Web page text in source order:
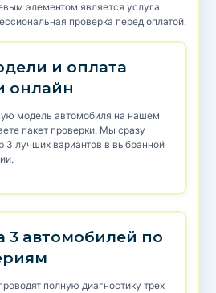
элементом является услуга
проверка перед оплатой.
и оплата
онлайн
модель автомобиля на нашем
пакет проверки. Мы сразу
3 лучших вариантов в выбранной
3 автомобилей по
полную диагностику трех